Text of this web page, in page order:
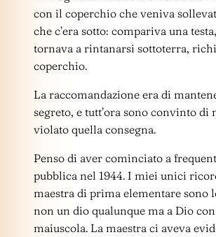
con il coperchio che veniva
che c’era sotto: compariva una
tornava a rintanarsi sottoterra,
coperchio.
La raccomandazione era di
segreto, e tutt’ora sono convinto di
violato quella consegna.
Penso di aver cominciato a
pubblica nel 1944. I miei unici
maestra di prima elementare sono
non un dio qualunque ma a Dio
maiuscola. La maestra ci aveva